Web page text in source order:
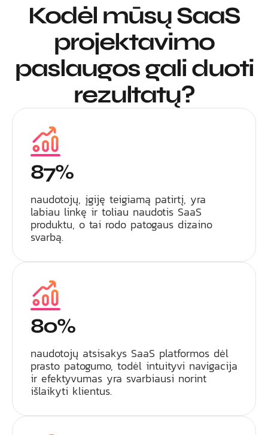
Kodėl mūsų SaaS
projektavimo
paslaugos gali duoti
rezultatų?
87%
naudotojų, įgiję teigiamą patirtį, yra
labiau linkę ir toliau naudotis SaaS
produktu, o tai rodo patogaus dizaino
svarbą.
80%
naudotojų atsisakys SaaS platformos dėl
prasto patogumo, todėl intuityvi navigacija
ir efektyvumas yra svarbiausi norint
išlaikyti klientus.